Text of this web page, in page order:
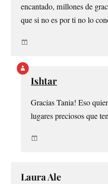
encantado, millones de
que si no es por ti no lo
Ishtar
Gracias Tania! Eso
lugares preciosos que
Laura Ale